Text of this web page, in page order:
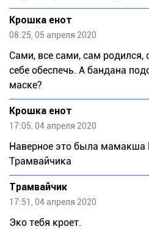
Крошка енот
08:25, 05 апреля 2020
Сами, все сами, сам
себе обеспечь. А бандана
маске?
Крошка енот
17:05, 04 апреля 2020
Наверное это была мамакша
Трамвайчика
Трамвайчик
17:51, 04 апреля 2020
Эко тебя кроет.